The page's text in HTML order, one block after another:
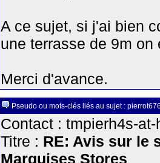
A ce sujet, si j'ai bien
une terrasse de 9m
Merci d'avance.
Pseudo ou mots-clés liés au sujet :
Contact : tmpierh4s-
Titre : RE: Avis sur le
Marquises Stores